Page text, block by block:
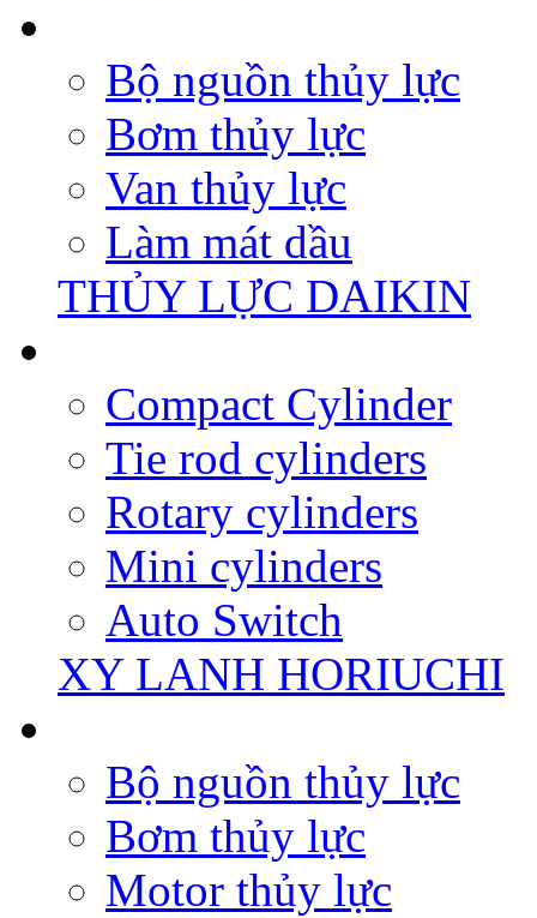
Bộ nguồn thủy lực
Bơm thủy lực
Van thủy lực
Làm mát dầu
THỦY LỰC DAIKIN
Compact Cylinder
Tie rod cylinders
Rotary cylinders
Mini cylinders
Auto Switch
XY LANH HORIUCHI
Bộ nguồn thủy lực
Bơm thủy lực
Motor thủy lực